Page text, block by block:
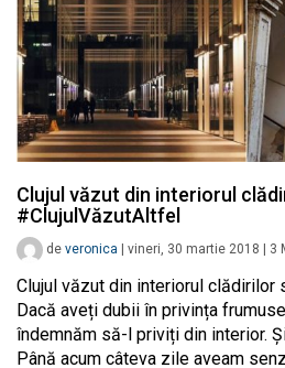
Clujul văzut din interiorul
#ClujulVăzutAltfel
de veronica vineri, 30 martie 2018 3
Clujul văzut din interiorul clădirilor
Dacă aveți dubii în privința
îndemnăm să-l priviți din interior.
Până acum câteva zile aveam